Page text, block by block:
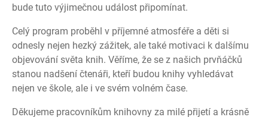
bude tuto výjimečnou událost připomínat.
Celý program proběhl v příjemné atmosféře a děti si
odnesly nejen hezký zážitek, ale také motivaci k dalšímu
objevování světa knih. Věříme, že se z našich prvňáčků
stanou nadšení čtenáři, kteří budou knihy vyhledávat
nejen ve škole, ale i ve svém volném čase.
Děkujeme pracovníkům knihovny za milé přijetí a krásně